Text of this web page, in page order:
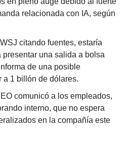
relacionada con IA, según
citando fuentes, estaría
presentar una salida a bolsa
de una posible
a 1 billón de dólares.
comunicó a los empleados,
interno, que no espera
en la compañía este